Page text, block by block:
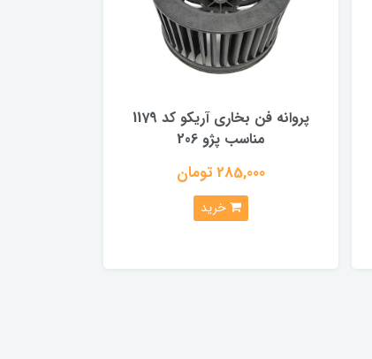
پروانه فن بخاری آریکو کد 1179
مناسب پژو 206
285,000 تومان
خرید